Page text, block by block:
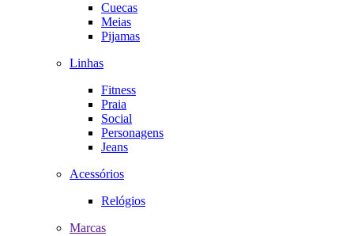
Cuecas
Meias
Pijamas
Linhas
Fitness
Praia
Social
Personagens
Jeans
Acessórios
Relógios
Marcas